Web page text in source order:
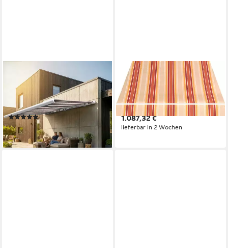
Kassettenmarkise elektrische
Vollkassettenmarkise Weiß,
freie Tuchwahl
(1)
ab 889,00 €
lieferbar - in 4-5 Werktagen bei dir
SPETTMANN
Halbkassettenmarkise SKY
FIX 250 cm Breite, 200 cm
Ausfall, Volant gewellt
1.087,32 €
lieferbar in 2 Wochen